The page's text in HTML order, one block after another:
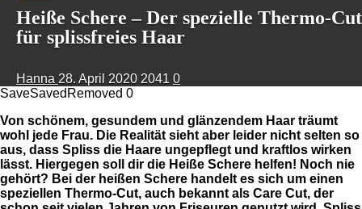
Heiße Schere – Der spezielle Thermo-Cut
für splissfreies Haar
Hanna 28. April 2020 2041 0
SaveSaved Removed 0
Von schönem, gesundem und glänzendem Haar träumt
wohl jede Frau. Die Realität sieht aber leider nicht selten so
aus, dass Spliss die Haare ungepflegt und kraftlos wirken
lässt. Hiergegen soll dir die Heiße Schere helfen! Noch nie
gehört? Bei der heißen Schere handelt es sich um einen
speziellen Thermo-Cut, auch bekannt als Care Cut, der